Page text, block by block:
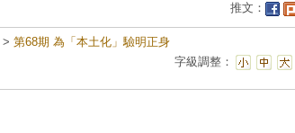
推文：
> 第68期 為「本土化」驗明正身
字級調整：